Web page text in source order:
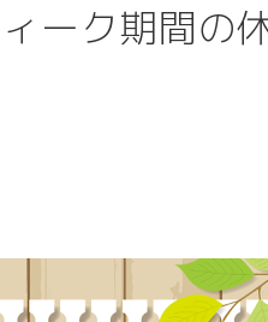
ーク期間の